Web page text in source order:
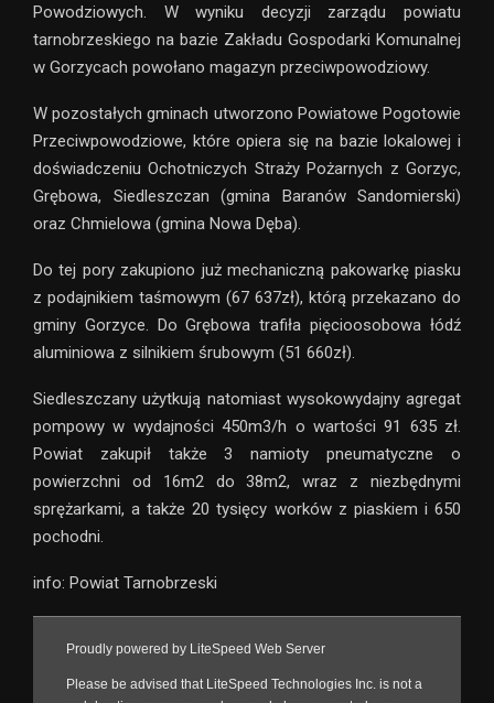
Powodziowych. W wyniku decyzji zarządu powiatu
tarnobrzeskiego na bazie Zakładu Gospodarki Komunalnej
w Gorzycach powołano magazyn przeciwpowodziowy.
W pozostałych gminach utworzono Powiatowe Pogotowie
Przeciwpowodziowe, które opiera się na bazie lokalowej i
doświadczeniu Ochotniczych Straży Pożarnych z Gorzyc,
Grębowa, Siedleszczan (gmina Baranów Sandomierski)
oraz Chmielowa (gmina Nowa Dęba).
Do tej pory zakupiono już mechaniczną pakowarkę piasku
z podajnikiem taśmowym (67 637zł), którą przekazano do
gminy Gorzyce. Do Grębowa trafiła pięcioosobowa łódź
aluminiowa z silnikiem śrubowym (51 660zł).
Siedleszczany użytkują natomiast wysokowydajny agregat
pompowy w wydajności 450m3/h o wartości 91 635 zł.
Powiat zakupił także 3 namioty pneumatyczne o
powierzchni od 16m2 do 38m2, wraz z niezbędnymi
sprężarkami, a także 20 tysięcy worków z piaskiem i 650
pochodni.
info: Powiat Tarnobrzeski